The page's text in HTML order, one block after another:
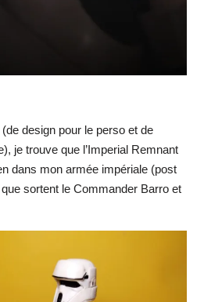
design pour le perso et de
je trouve que l’Imperial Remnant
dans mon armée impériale (post
sortent le Commander Barro et